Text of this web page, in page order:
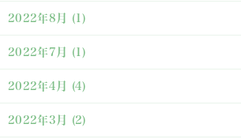
2022年8月 (1)
2022年7月 (1)
2022年4月 (4)
2022年3月 (2)